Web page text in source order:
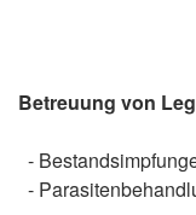
Betreuung von
-
-